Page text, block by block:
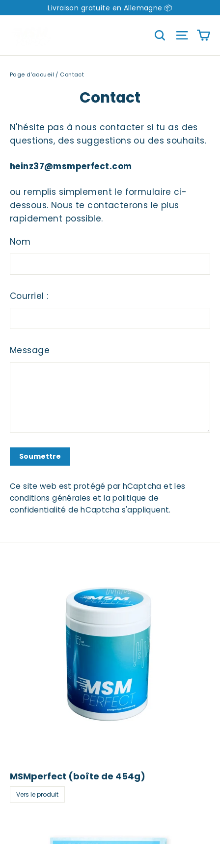
DirectementLivraison gratuite en Allemagne 📦
Recherche
Page d'accueil / Contact
Contact
N'hésite pas à nous contacter si tu as des
questions, des suggestions ou des souhaits.
heinz37@msmperfect.com
ou remplis simplement le formulaire ci-
dessous. Nous te contacterons le plus
rapidement possible.
Nom
Courriel :
Message
Soumettre
Ce site web est protégé par hCaptcha et les
conditions générales etla politique de
confidentialité de hCaptcha s'appliquent.
MSMperfect (boîte de 454g)
Vers le produit